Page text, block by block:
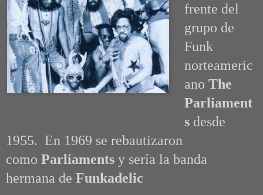
frente del
grupo de
Funk
norteameric
ano The
Parliament
s desde
1955. En 1969 se rebautizaron
como Parliaments y sería la banda
hermana de Funkadelic